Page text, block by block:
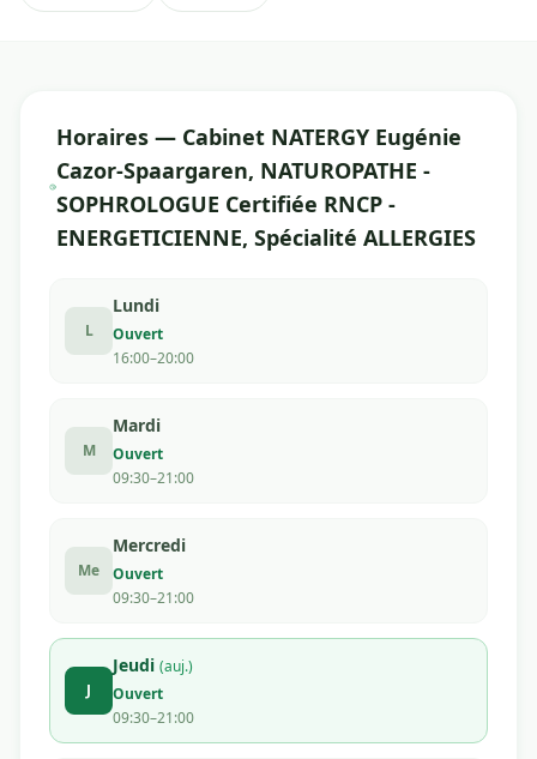
Horaires — Cabinet NATERGY Eugénie
Cazor-Spaargaren, NATUROPATHE -
SOPHROLOGUE Certifiée RNCP -
ENERGETICIENNE, Spécialité ALLERGIES
L
Lundi
Ouvert
16:00–20:00
M
Mardi
Ouvert
09:30–21:00
Me
Mercredi
Ouvert
09:30–21:00
J
Jeudi (auj.)
Ouvert
09:30–21:00